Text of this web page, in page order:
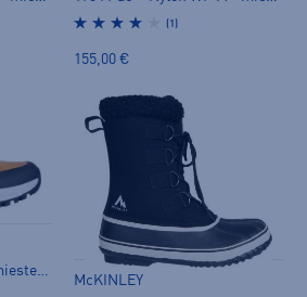
(1)
155,00 €
Ranger II Mid AQX M - miesten talvisaappaat
McKINLEY